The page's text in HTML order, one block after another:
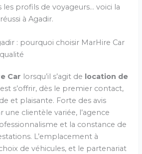
profils de voyageurs… voici la
à Agadir.
: pourquoi choisir MarHire Car
Car lorsqu’il s’agit de location de
s’offrir, dès le premier contact,
et plaisante. Forte des avis
une clientèle variée, l’agence
et la constance de
L’emplacement à
de véhicules, et le partenariat